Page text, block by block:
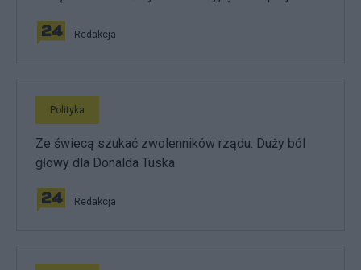
Redakcja
Polityka
Ze świecą szukać zwolenników rządu. Duży ból
głowy dla Donalda Tuska
Redakcja